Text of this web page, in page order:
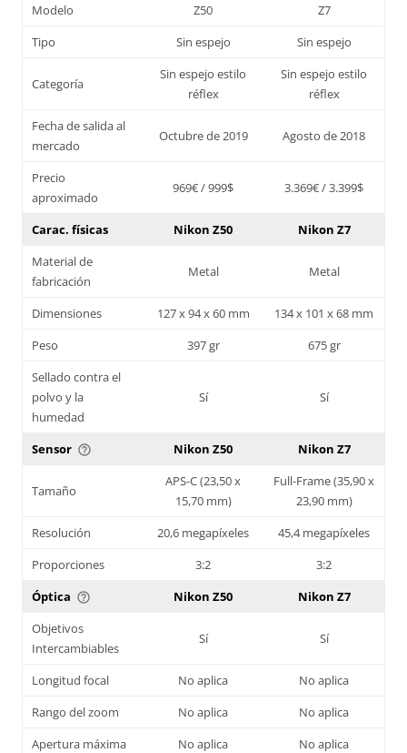
Modelo
Z50
Z7
Tipo
Sin espejo Sin espejo
Categoría
Sin espejo estilo
réflex
Sin espejo estilo
réflex
Fecha de salida al
mercado
Octubre de 2019 Agosto de 2018
Precio
aproximado
969€ / 999$ 3.369€ / 3.399$
Carac. físicas Nikon Z50
Nikon Z7
Material de
fabricación
Metal Metal
Dimensiones 127 x 94 x 60 mm
134 x 101 x 68 mm
Peso
397 gr
675 gr
Sellado contra el
polvo y la
humedad
Sí Sí
Sensor help_outline Nikon Z50 Nikon Z7
Tamaño
APS-C (23,50 x
15,70 mm)
Full-Frame (35,90 x
23,90 mm)
Resolución
20,6 megapíxeles
45,4 megapíxeles
Proporciones
3:2
3:2
Óptica help_outline Nikon Z50
Nikon Z7
Objetivos
Intercambiables
Sí Sí
Longitud focal No aplica
No aplica
Rango del zoom
No aplica
No aplica
Apertura máxima
No aplica
No aplica